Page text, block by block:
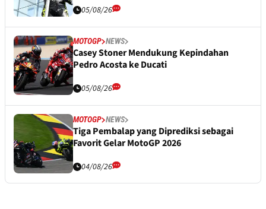
05/08/26
MOTOGP NEWS
Casey Stoner Mendukung Kepindahan
Pedro Acosta ke Ducati
05/08/26
MOTOGP NEWS
Tiga Pembalap yang Diprediksi sebagai
Favorit Gelar MotoGP 2026
04/08/26